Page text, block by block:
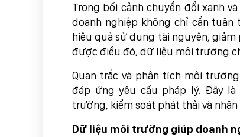
Trong bối cảnh chuyển đổi xanh
doanh nghiệp không chỉ cần
hiệu quả sử dụng tài nguyên,
được điều đó, dữ liệu môi trường
Quan trắc và phân tích môi
đáp ứng yêu cầu pháp lý. Đây
trường, kiểm soát phát thải và
Dữ liệu môi trường giúp doanh